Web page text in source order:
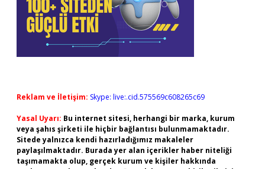
Reklam ve İletişim: Skype: live:.cid.575569c608265c69
Yasal Uyarı: Bu internet sitesi, herhangi bir marka, kurum
veya şahıs şirketi ile hiçbir bağlantısı bulunmamaktadır.
Sitede yalnızca kendi hazırladığımız makaleler
paylaşılmaktadır. Burada yer alan içerikler haber niteliği
taşımamakta olup, gerçek kurum ve kişiler hakkında